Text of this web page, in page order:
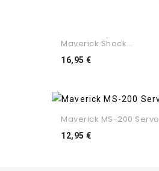
Maverick Shock...
16,95 €Preço
Maverick MS-200 Servo
12,95 €Preço